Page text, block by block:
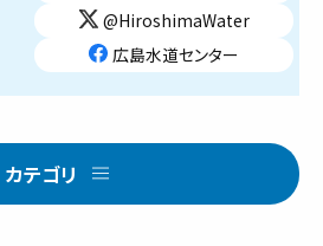
@HiroshimaWater
広島水道センター
カテゴリ